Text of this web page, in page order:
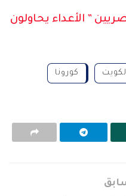
” الأعداء يحاولون
كورونا